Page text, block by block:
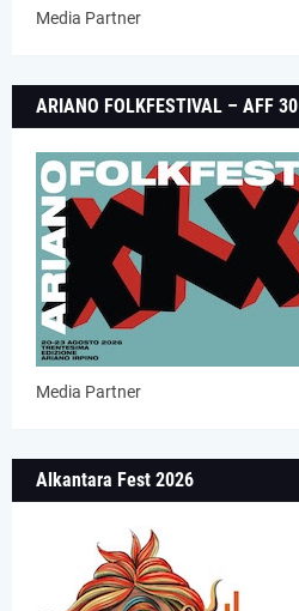
Media Partner
ARIANO FOLKFESTIVAL – AFF 30
Media Partner
Alkantara Fest 2026